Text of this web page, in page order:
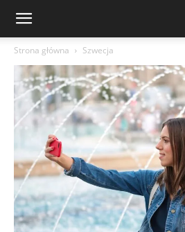
Strona główna Szwecja